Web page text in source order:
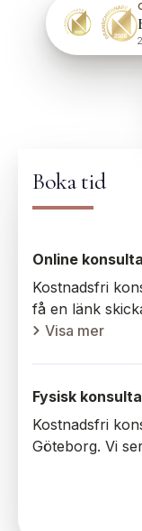
Boka tid
Online
Kostnadsfri
få en länk
träffa dig!
Visa mer
Fysisk
Kostnadsfri
Göteborg. Vi